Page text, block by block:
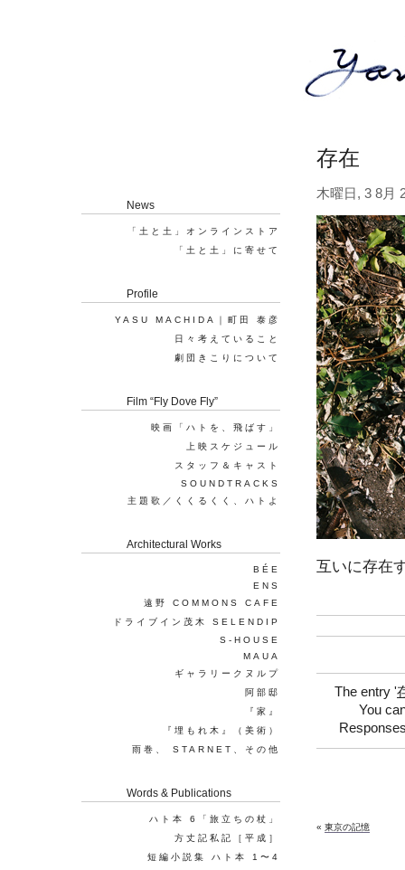
存在
木曜日, 3 8月
互いに存在
The entry '
You
« 東京の記憶
News
「土と土」オンラインストア
「土と土」に寄せて
Profile
YASU MACHIDA｜町田 泰彦
日々考えていること
劇団きこりについて
Film “Fly Dove Fly”
映画「ハトを、飛ばす」
上映スケジュール
スタッフ＆キャスト
SOUNDTRACKS
主題歌／くくるくく、ハトよ
Architectural Works
BÉE
ENS
遠野 COMMONS CAFE
ドライブイン茂木 SELENDIP
S-HOUSE
MAUA
ギャラリークヌルプ
阿部邸
『家』
『埋もれ木』（美術）
雨巻、 STARNET、その他
Words & Publications
ハト本 6「旅立ちの杖」
方丈記私記［平成］
短編小説集 ハト本 1〜4